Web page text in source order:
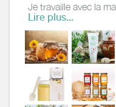
Je travaille avec la
entreprise française
créatrice, Elise, est
d'apiculteurs depuis
Voici le lien de ma
Lire plus...